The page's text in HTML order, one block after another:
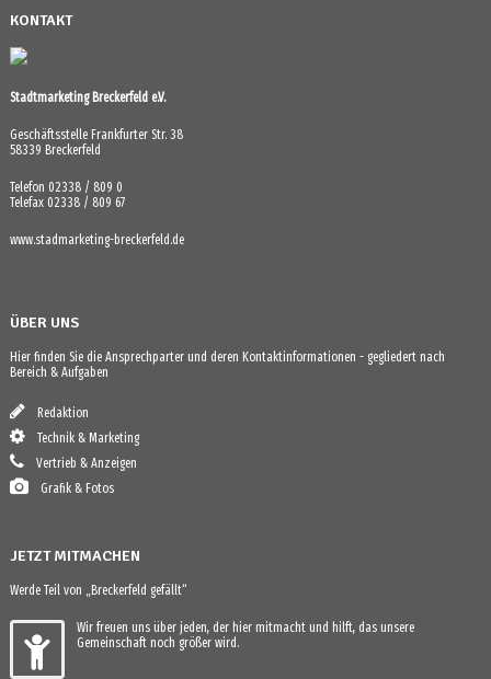
KONTAKT
Stadtmarketing Breckerfeld e.V.
Geschäftsstelle Frankfurter Str. 38
58339 Breckerfeld
Telefon 02338 / 809 0
Telefax 02338 / 809 67
www.stadmarketing-breckerfeld.de
ÜBER UNS
Hier finden Sie die Ansprechparter und deren Kontaktinformationen - gegliedert nach
Bereich & Aufgaben
Redaktion
Technik & Marketing
Vertrieb & Anzeigen
Grafik & Fotos
JETZT MITMACHEN
Werde Teil von „Breckerfeld gefällt“
Wir freuen uns über jeden, der hier mitmacht und hilft, das unsere
Gemeinschaft noch größer wird.